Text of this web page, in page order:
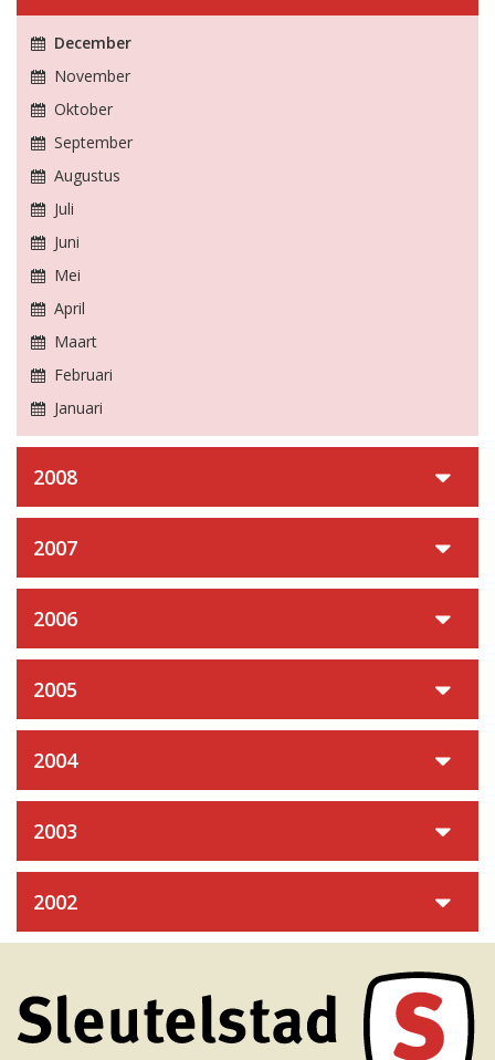
December
November
Oktober
September
Augustus
Juli
Juni
Mei
April
Maart
Februari
Januari
2008
2007
2006
2005
2004
2003
2002